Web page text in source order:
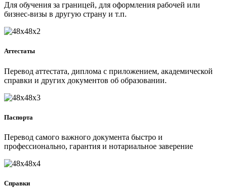
Для обучения за границей, для оформления рабочей или
бизнес-визы в другую страну и т.п.
Аттестаты
Перевод аттестата, диплома с приложением, академической
справки и других документов об образовании.
Паспорта
Перевод самого важного документа быстро и
профессионально, гарантия и нотариальное заверение
Справки